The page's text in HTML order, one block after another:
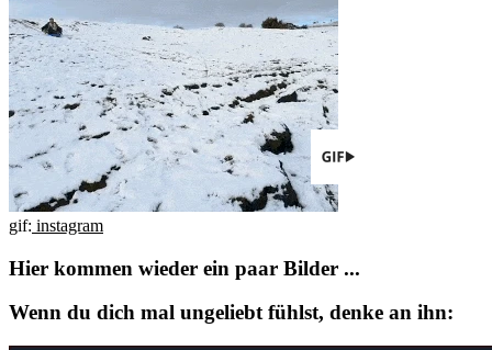
gif: instagram
Hier kommen wieder ein paar Bilder ...
Wenn du dich mal ungeliebt fühlst, denke an ihn: